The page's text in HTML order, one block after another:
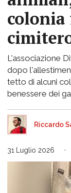
colonia
L'associazione
dopo
tetto di alcuni
benessere dei
Riccardo
31 Luglio 2026